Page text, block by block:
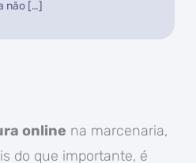
não […]
online na marcenaria,
do que importante, é